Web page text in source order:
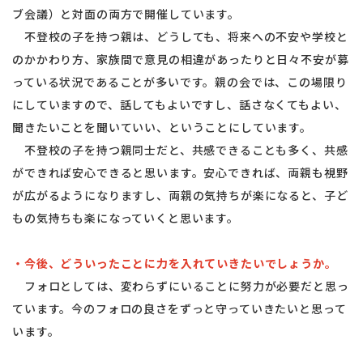
ブ会議）と対面の両方で開催しています。
不登校の子を持つ親は、どうしても、将来への不安や学校と
のかかわり方、家族間で意見の相違があったりと日々不安が募
っている状況であることが多いです。親の会では、この場限り
にしていますので、話してもよいですし、話さなくてもよい、
聞きたいことを聞いていい、ということにしています。
不登校の子を持つ親同士だと、共感できることも多く、共感
ができれば安心できると思います。安心できれば、両親も視野
が広がるようになりますし、両親の気持ちが楽になると、子ど
もの気持ちも楽になっていくと思います。
・今後、どういったことに力を入れていきたいでしょうか。
フォロとしては、変わらずにいることに努力が必要だと思っ
ています。今のフォロの良さをずっと守っていきたいと思って
います。